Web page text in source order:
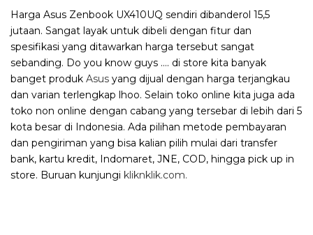
Harga Asus Zenbook UX410UQ sendiri dibanderol 15,5
jutaan. Sangat layak untuk dibeli dengan fitur dan
spesifikasi yang ditawarkan harga tersebut sangat
sebanding. Do you know guys …. di store kita banyak
banget produk Asus yang dijual dengan harga terjangkau
dan varian terlengkap lhoo. Selain toko online kita juga ada
toko non online dengan cabang yang tersebar di lebih dari 5
kota besar di Indonesia. Ada pilihan metode pembayaran
dan pengiriman yang bisa kalian pilih mulai dari transfer
bank, kartu kredit, Indomaret, JNE, COD, hingga pick up in
store. Buruan kunjungi kliknklik.com.